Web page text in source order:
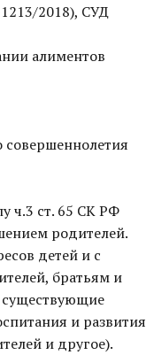
2018), СУД
алиментов
ч.3 ст. 65 СК РФ
родителей.
детей и с
братьям и
существующие
и развития
и другое).